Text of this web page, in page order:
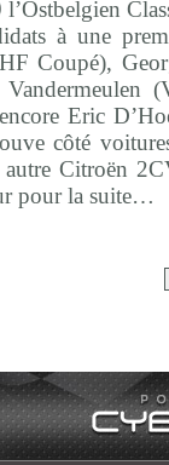
à une
Coupé),
Eric
côté
Citroën
pour la suite…